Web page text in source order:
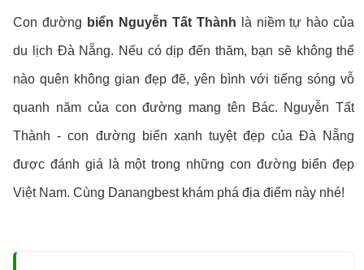
Con đường biển Nguyễn Tất Thành là niềm tự hào của
du lịch Đà Nẵng. Nếu có dịp đến thăm, bạn sẽ không thể
nào quên không gian đẹp đẽ, yên bình với tiếng sóng vỗ
quanh năm của con đường mang tên Bác. Nguyễn Tất
Thành - con đường biển xanh tuyệt đẹp của Đà Nẵng
được đánh giá là một trong những con đường biển đẹp
Việt Nam. Cùng Danangbest khám phá địa điểm này nhé!